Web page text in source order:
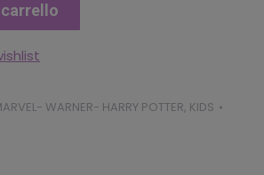
WARNER- HARRY POTTER, KIDS